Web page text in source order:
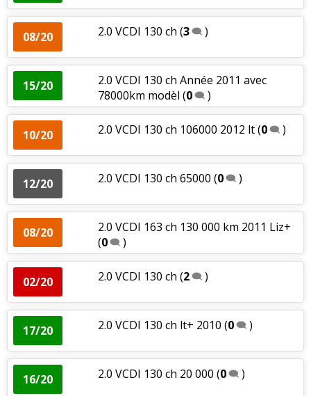
08/20 2.0 VCDI 130 ch (3 )
15/20
2.0 VCDI 130 ch Année 2011 avec
78000km modèl (0 )
10/20 2.0 VCDI 130 ch 106000 2012 lt(0 )
12/20 2.0 VCDI 130 ch 65000 (0 )
08/20
2.0 VCDI 163 ch 130 000 km 2011 Liz+
(0 )
02/20 2.0 VCDI 130 ch (2 )
17/20 2.0 VCDI 130 ch lt+ 2010 (0 )
16/20 2.0 VCDI 130 ch 20 000 (0 )